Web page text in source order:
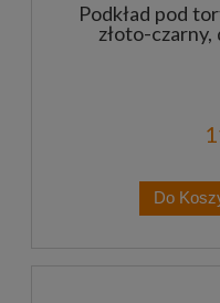
Podkład pod
złoto-
Do